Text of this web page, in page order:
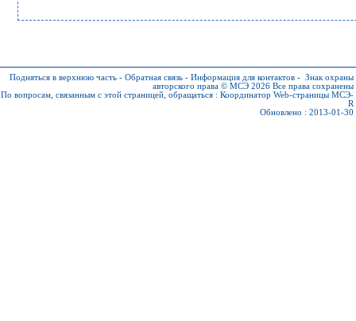
Подняться в верхнюю часть - Обратная связь - Информация для контактов - Знак охраны
авторского права © МСЭ 2026 Все права сохранены
По вопросам, связанным с этой страницей, обращаться : Координатор Web-страницы МСЭ-
R
Обновлено : 2013-01-30